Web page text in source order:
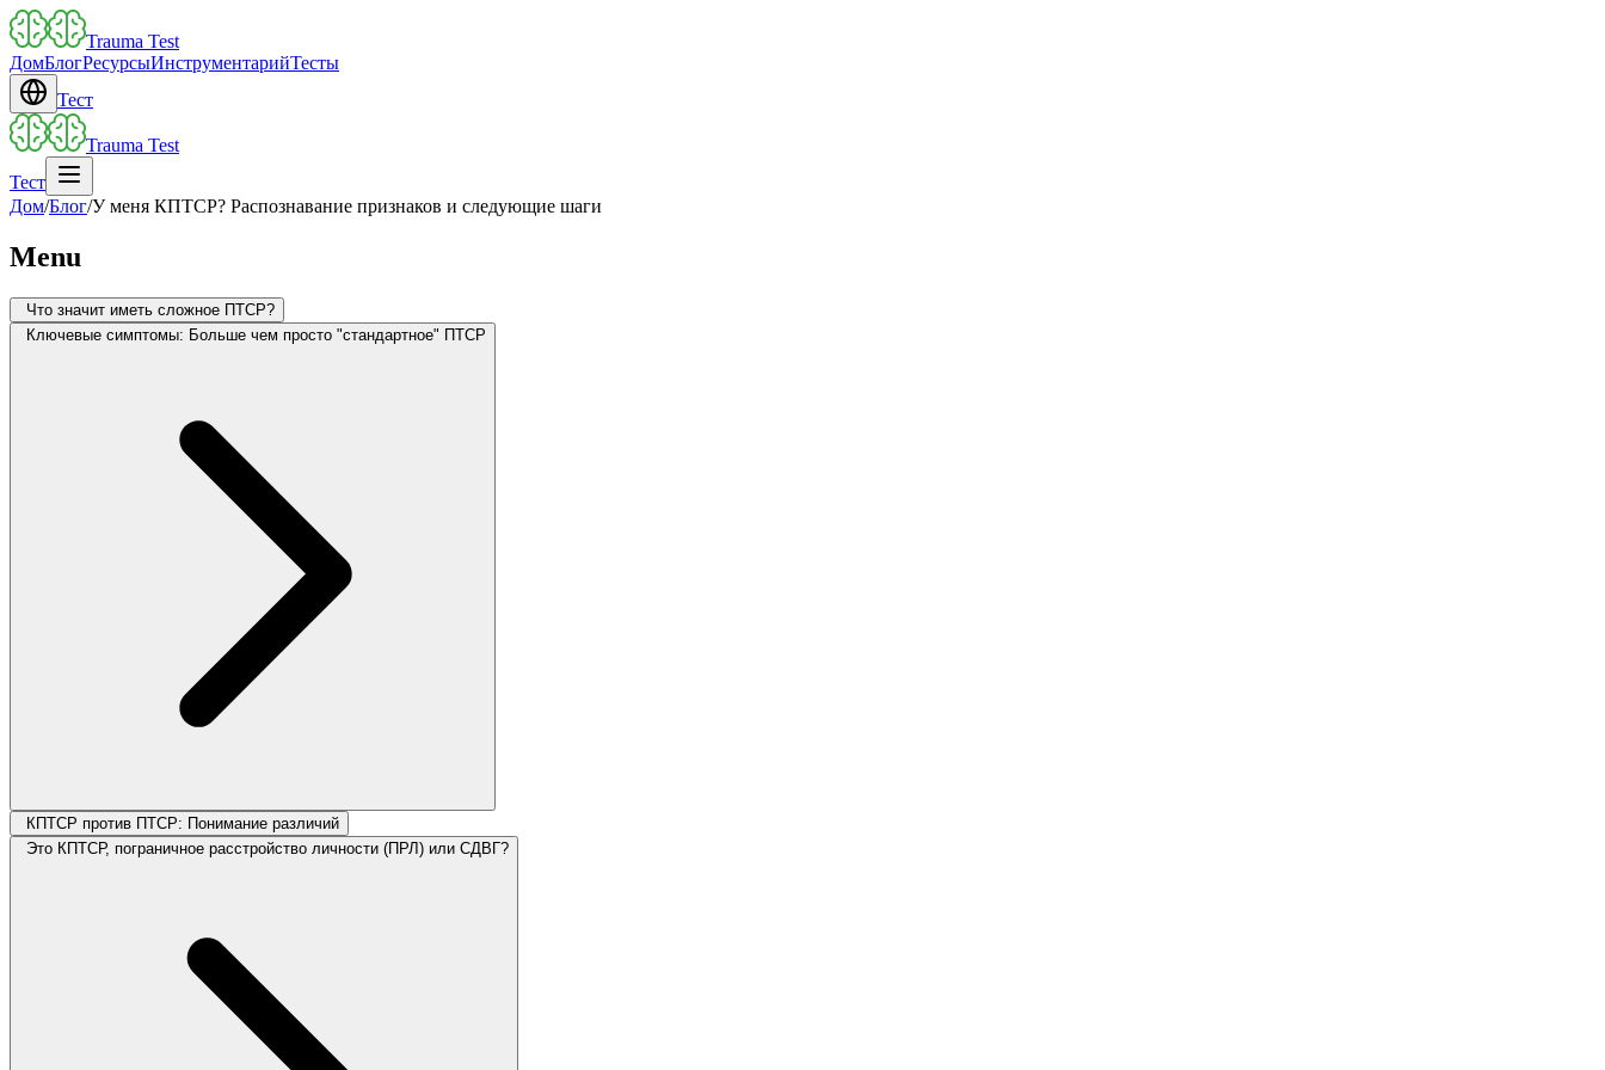
Trauma Test
ДомБлогРесурсыИнструментарийТесты
Тест
Trauma Test
Тест
Дом/Блог/У меня КПТСР? Распознавание признаков и следующие шаги
Menu
Что значит иметь сложное ПТСР?
Ключевые симптомы: Больше чем просто "стандартное" ПТСР
КПТСР против ПТСР: Понимание различий
Это КПТСР, пограничное расстройство личности (ПРЛ) или СДВГ?